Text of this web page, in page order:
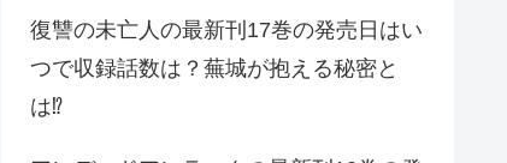
復讐の未亡人の最新刊17巻の発売日はい
つで収録話数は？蕪城が抱える秘密と
は⁉